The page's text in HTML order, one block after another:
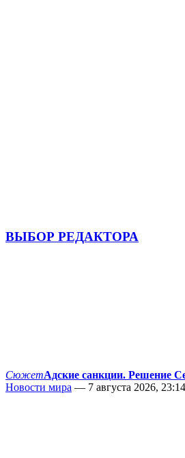
ВЫБОР РЕДАКТОРА
СюжетАдские санкции. Решение
Новости мира — 7 августа 2026, 23:14